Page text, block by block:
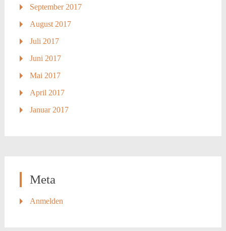
September 2017
August 2017
Juli 2017
Juni 2017
Mai 2017
April 2017
Januar 2017
Meta
Anmelden